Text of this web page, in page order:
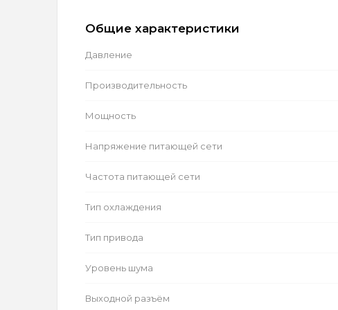
Общие характеристики
Давление
Производительность
Мощность
Напряжение питающей сети
Частота питающей сети
Тип охлаждения
Тип привода
Уровень шума
Выходной разъём